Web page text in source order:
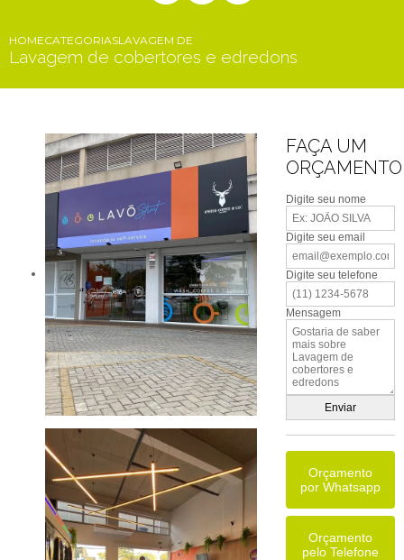
HOMECATEGORIASLAVAGEM DE COBERTORES E EDREDONS
Lavagem de cobertores e edredons
FAÇA UM
ORÇAMENTO
Digite seu nome
Digite seu email
Digite seu telefone
Mensagem
Orçamento
por Whatsapp
Orçamento
pelo Telefone